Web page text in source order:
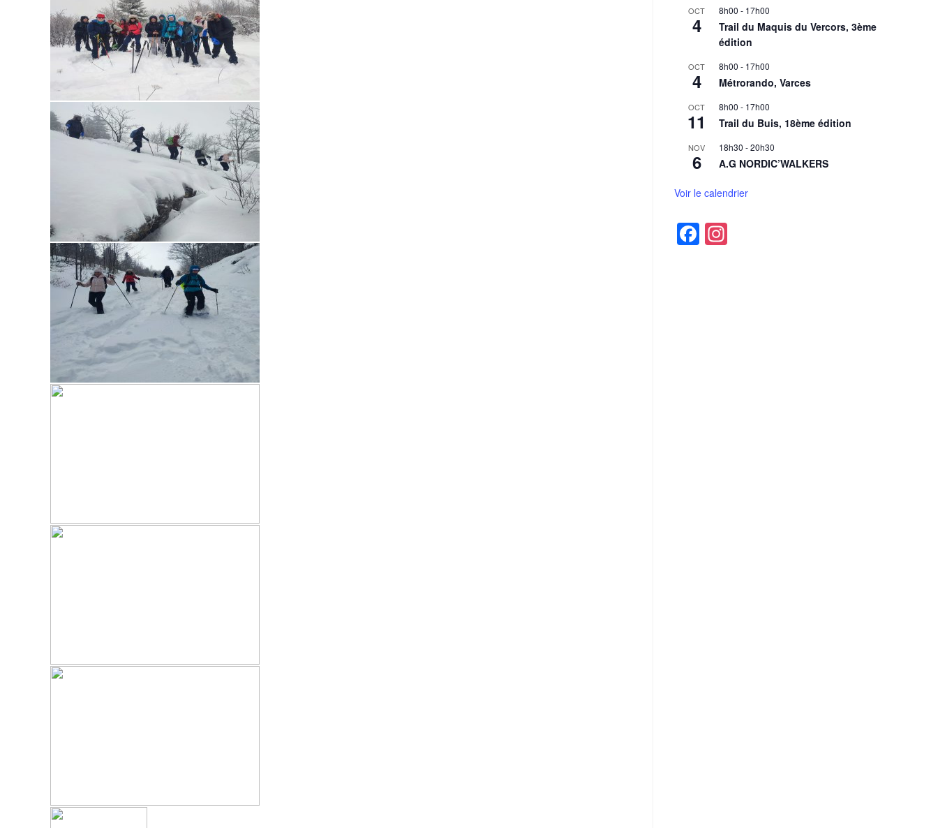
OCT
4
8h00 - 17h00
Trail du Maquis du Vercors, 3ème
édition
OCT
4
8h00 - 17h00
Métrorando, Varces
OCT
11
8h00 - 17h00
Trail du Buis, 18ème édition
NOV
6
18h30 -20h30
A.G NORDIC’WALKERS
Voir le calendrier
F